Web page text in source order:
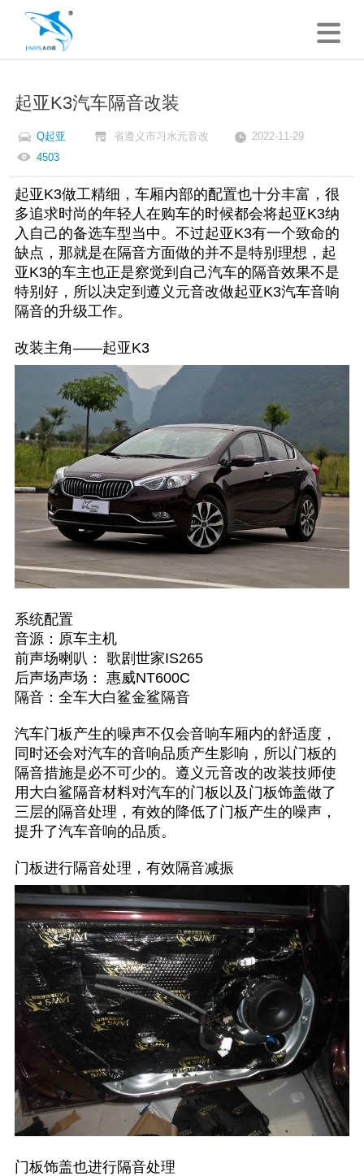
起亚K3汽车隔音改装
Q起亚 省遵义市习水元音改
2022-11-29
4503
起亚K3做工精细，车厢内部的配置也十分丰富，很
多追求时尚的年轻人在购车的时候都会将起亚K3纳
入自己的备选车型当中。不过起亚K3有一个致命的
缺点，那就是在隔音方面做的并不是特别理想，起
亚K3的车主也正是察觉到自己汽车的隔音效果不是
特别好，所以决定到遵义元音改做起亚K3汽车音响
隔音的升级工作。
改装主角——起亚K3
系统配置
音源：原车主机
前声场喇叭： 歌剧世家IS265
后声场声场： 惠威NT600C
隔音：全车大白鲨金鲨隔音
汽车门板产生的噪声不仅会音响车厢内的舒适度，
同时还会对汽车的音响品质产生影响，所以门板的
隔音措施是必不可少的。遵义元音改的改装技师使
用大白鲨隔音材料对汽车的门板以及门板饰盖做了
三层的隔音处理，有效的降低了门板产生的噪声，
提升了汽车音响的品质。
门板进行隔音处理，有效隔音减振
门板饰盖也进行隔音处理